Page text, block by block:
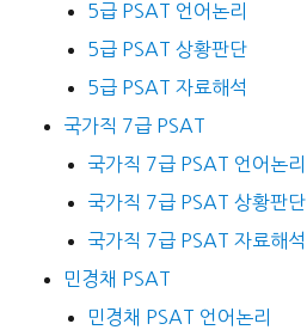
5급 PSAT 언어논리
5급 PSAT 상황판단
5급 PSAT 자료해석
국가직 7급 PSAT
국가직 7급 PSAT 언어논리
국가직 7급 PSAT 상황판단
국가직 7급 PSAT 자료해석
민경채 PSAT
민경채 PSAT 언어논리